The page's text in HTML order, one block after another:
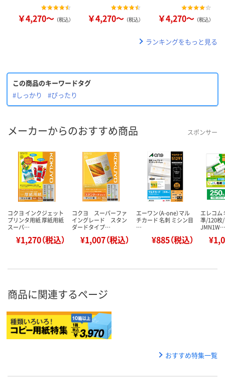
￥4,270～ （税込） ￥4,270～ （税込） ￥4,270～ （税込）
ランキングをもっと見る
この商品のキーワードタグ
#しっかり
#ぴったり
メーカーからのおすすめ商品 スポンサー
コクヨ インクジェット
プリンタ用紙 厚紙用紙
スーパ…
¥1,270（税込）
コクヨ スーパーファ
イングレード スタン
ダードタイプ…
¥1,007（税込）
エーワン（A-one）マル
チカード 名刺 ミシン目
…
¥885（税込）
エレコム
準/120枚
JMN1W…
商品に関連するページ
おすすめ特集一覧